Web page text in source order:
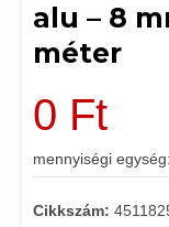
alu – 8
méter
0 Ft
mennyiségi
Cikkszám: